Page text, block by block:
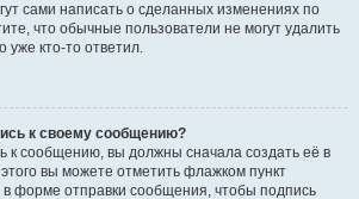
сами написать о сделанных изменениях по
что обычные пользователи не могут удалить
уже кто-то ответил.
к своему сообщению?
к сообщению, вы должны сначала создать её в
вы можете отметить флажком пункт
в форме отправки сообщения, чтобы подпись